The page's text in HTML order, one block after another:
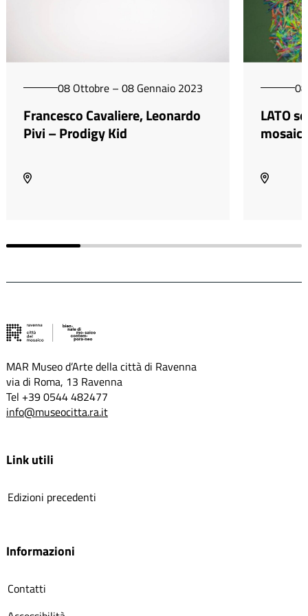
08 Ottobre – 08 Gennaio 2023
Francesco Cavaliere, Leonardo
Pivi – Prodigy Kid
LATO
MAR Museo d’Arte della città di Ravenna
via di Roma, 13 Ravenna
Tel +39 0544 482477
info@museocitta.ra.it
Link utili
Edizioni precedenti
Informazioni
Contatti